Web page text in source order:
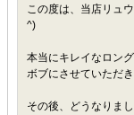
この度は、当店リュ
^)
本当にキレイなロン
ボブにさせていただ
その後、どうなりま